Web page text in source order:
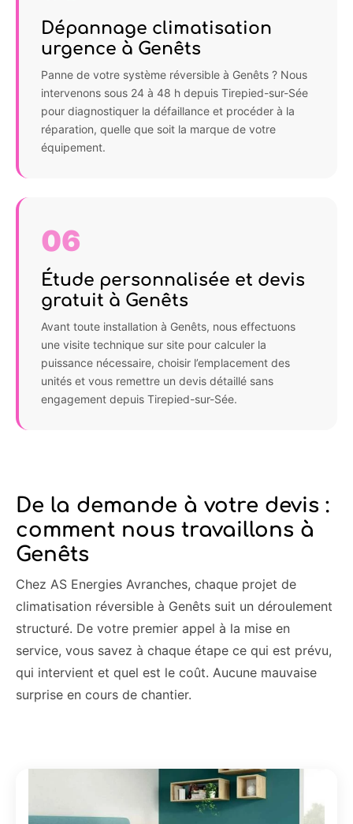
Dépannage climatisation
urgence à Genêts
Panne de votre système réversible à Genêts ? Nous
intervenons sous 24 à 48 h depuis Tirepied-sur-Sée
pour diagnostiquer la défaillance et procéder à la
réparation, quelle que soit la marque de votre
équipement.
06
Étude personnalisée et devis
gratuit à Genêts
Avant toute installation à Genêts, nous effectuons
une visite technique sur site pour calculer la
puissance nécessaire, choisir l’emplacement des
unités et vous remettre un devis détaillé sans
engagement depuis Tirepied-sur-Sée.
De la demande à votre devis :
comment nous travaillons à
Genêts
Chez AS Energies Avranches, chaque projet de
climatisation réversible à Genêts suit un déroulement
structuré. De votre premier appel à la mise en
service, vous savez à chaque étape ce qui est prévu,
qui intervient et quel est le coût. Aucune mauvaise
surprise en cours de chantier.